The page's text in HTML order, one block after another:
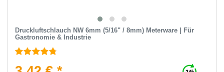
Druckluftschlauch NW 6mm (5/16" / 8mm) Meterware | Für
Gastronomie & Industrie